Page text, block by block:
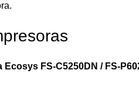
Ecosys FS-C5250DN / FS-